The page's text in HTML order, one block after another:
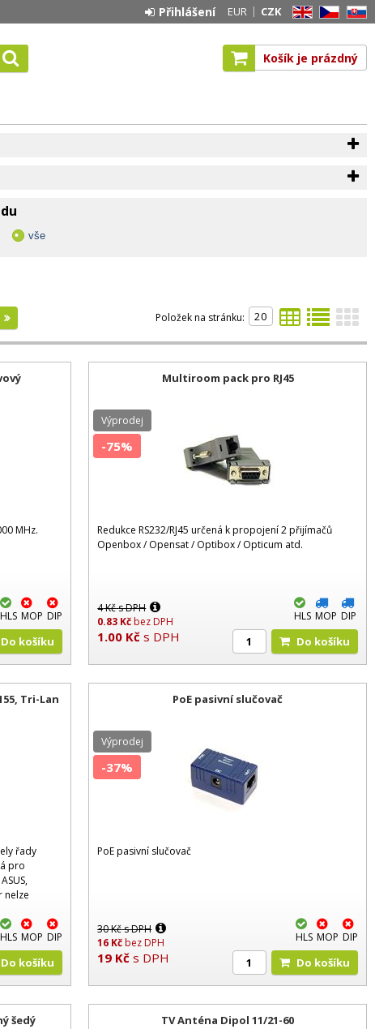
EN CZ SK
EUR CZK
Přihlášení
Košík je prázdný
vše
Položek na stránku:
MHz.
HLS MOP DIP
Do košíku
Multiroom pack pro RJ45
Redukce RS232/RJ45 určená k propojení 2 přijímačů
Openbox / Opensat / Optibox / Opticum atd.
4Kčs DPH
0.83 Kčbez DPH
1.00 Kč s DPH
Výprodej
-75%
HLS MOP DIP
Do košíku
Tri-Lan
řady
pro
nelze
HLS MOP DIP
Do košíku
PoE pasivní slučovač
PoE pasivní slučovač
30Kčs DPH
16 Kčbez DPH
19 Kč s DPH
Výprodej
-37%
HLS MOP DIP
Do košíku
šedý TV Anténa Dipol 11/21-60